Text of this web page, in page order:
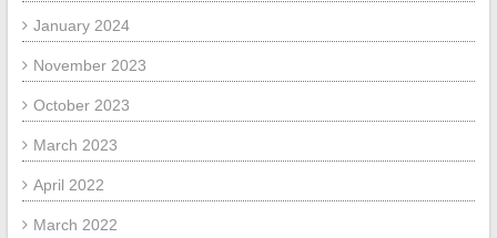
January 2024
November 2023
October 2023
March 2023
April 2022
March 2022